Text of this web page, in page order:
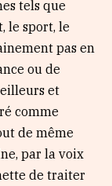
tels que
le sport, le
pas en
ou de
et
comme
de même
par la voix
de traiter